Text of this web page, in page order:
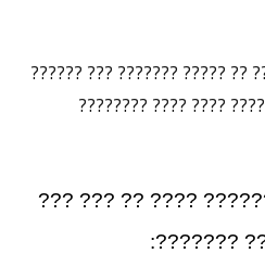
?????? ????? ????????? ????
??????? ????? ????
????? ????? ???
??????